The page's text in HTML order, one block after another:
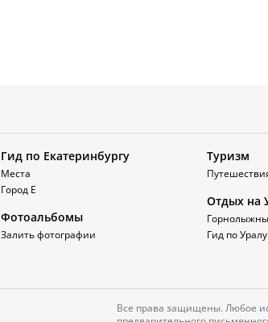
Гид по Екатеринбургу
Места
Город Е
Фотоальбомы
Залить фотографии
Туризм
Отдых на
Гид по Уралу
Все права защищены. Любое